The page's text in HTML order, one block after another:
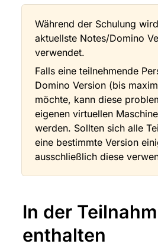
Während der Schulung
aktuellste Notes/Domino
verwendet.
Falls eine teilnehmende
Domino Version (bis
möchte, kann diese
eigenen virtuellen
werden. Sollten sich alle
eine bestimmte Version
ausschließlich diese
In der
enthalten